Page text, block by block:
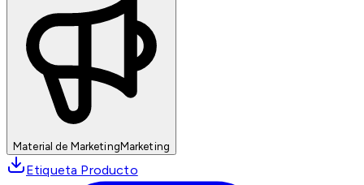
Material de MarketingMarketing
Etiqueta Producto